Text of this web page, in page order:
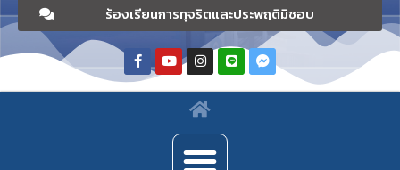
ร้องเรียนการทุจริตและประพฤติมิชอบ